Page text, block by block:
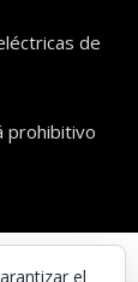
de
prohibitivo
el